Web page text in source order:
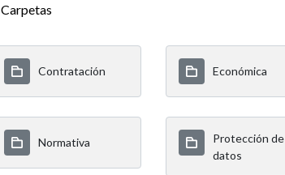
Carpetas
Contratación Económica
Normativa
Protección de
datos